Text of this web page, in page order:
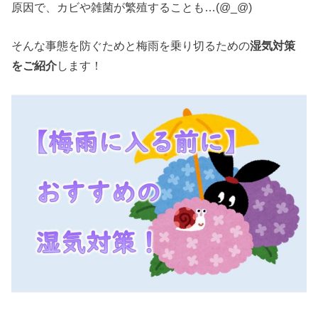
原因で、カビや雑菌が繁殖することも…(@_@)
そんな事態を防ぐためと梅雨を乗り切るための湿気対策
をご紹介します！